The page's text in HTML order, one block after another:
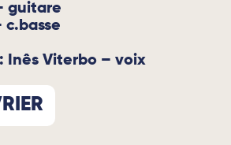
guitare
Inês Viterbo – voix